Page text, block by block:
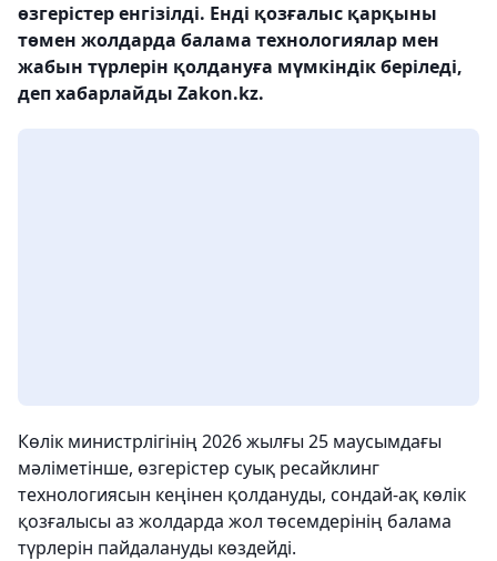
өзгерістер енгізілді. Енді қозғалыс қарқыны
төмен жолдарда балама технологиялар мен
жабын түрлерін қолдануға мүмкіндік беріледі,
деп хабарлайды Zakon.kz.
Көлік министрлігінің 2026 жылғы 25 маусымдағы
мәліметінше, өзгерістер суық ресайклинг
технологиясын кеңінен қолдануды, сондай-ақ көлік
қозғалысы аз жолдарда жол төсемдерінің балама
түрлерін пайдалануды көздейді.